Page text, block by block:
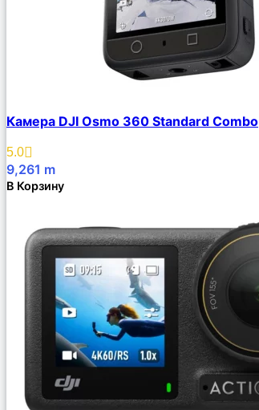
Камера DJI Osmo 360 Standard Combo
5.0
9,261 m
В Корзину